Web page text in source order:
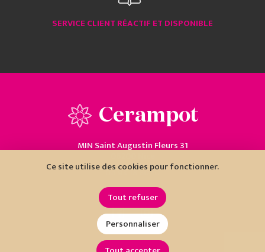
SERVICE CLIENT RÉACTIF ET DISPONIBLE
Cerampot
MIN Saint Augustin Fleurs 31
04 93 18 80 10
Ce site utilise des cookies pour fonctionner.
Tout refuser
Personnaliser